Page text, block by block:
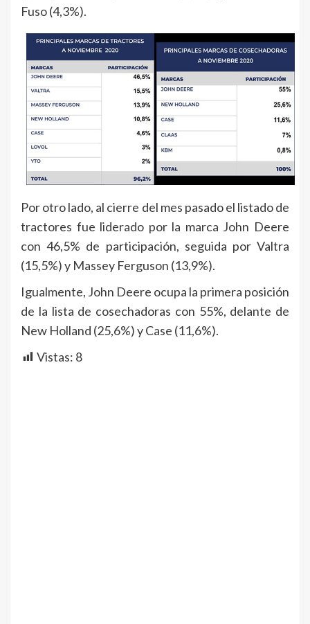
Fuso (4,3%).
Por otro lado, al cierre del mes pasado el listado de
tractores fue liderado por la marca John Deere
con 46,5% de participación, seguida por Valtra
(15,5%) y Massey Ferguson (13,9%).
Igualmente, John Deere ocupa la primera posición
de la lista de cosechadoras con 55%, delante de
New Holland (25,6%) y Case (11,6%).
Vistas: 8